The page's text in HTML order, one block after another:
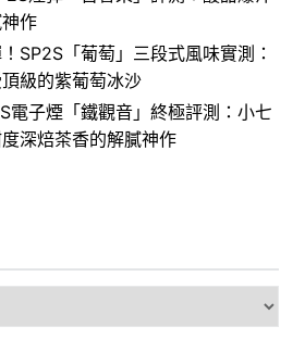
作
SP2S「葡萄」三段式風味實測：
級的紫葡萄冰沙
電子煙「鐵觀音」終極評測：小七
深焙茶香的解膩神作